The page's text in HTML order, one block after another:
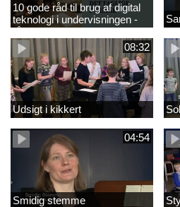
10 gode råd til brug af digital
teknologi i undervisningen -
råd 1
08:32
Udsigt i kikkert
04:54
Smidig stemme